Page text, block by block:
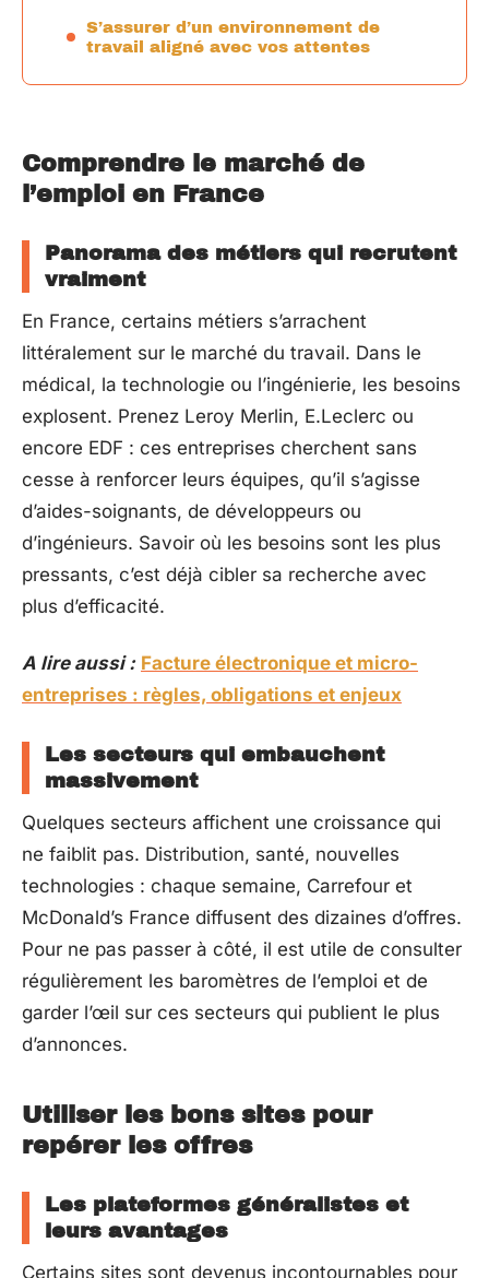
S’assurer d’un environnement de
travail aligné avec vos attentes
Comprendre le marché de
l’emploi en France
Panorama des métiers qui recrutent
vraiment
En France, certains métiers s’arrachent
littéralement sur le marché du travail. Dans le
médical, la technologie ou l’ingénierie, les besoins
explosent. Prenez Leroy Merlin, E.Leclerc ou
encore EDF : ces entreprises cherchent sans
cesse à renforcer leurs équipes, qu’il s’agisse
d’aides-soignants, de développeurs ou
d’ingénieurs. Savoir où les besoins sont les plus
pressants, c’est déjà cibler sa recherche avec
plus d’efficacité.
A lire aussi : Facture électronique et micro-
entreprises : règles, obligations et enjeux
Les secteurs qui embauchent
massivement
Quelques secteurs affichent une croissance qui
ne faiblit pas. Distribution, santé, nouvelles
technologies : chaque semaine, Carrefour et
McDonald’s France diffusent des dizaines d’offres.
Pour ne pas passer à côté, il est utile de consulter
régulièrement les baromètres de l’emploi et de
garder l’œil sur ces secteurs qui publient le plus
d’annonces.
Utiliser les bons sites pour
repérer les offres
Les plateformes généralistes et
leurs avantages
Certains sites sont devenus incontournables pour